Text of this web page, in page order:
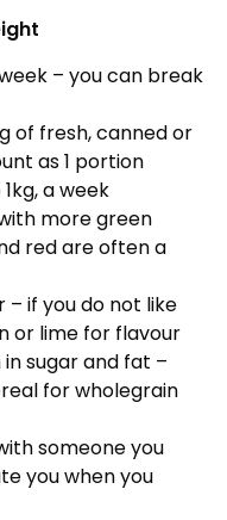
– you can break
of fresh, canned or
as 1 portion
a week
more green
red are often a
if you do not like
or lime for flavour
sugar and fat –
for wholegrain
someone you
you when you